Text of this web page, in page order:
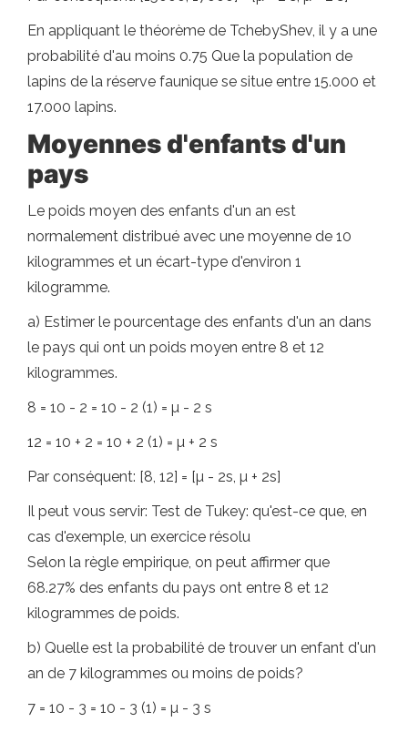
En appliquant le théorème de TchebyShev, il y a une
probabilité d'au moins 0.75 Que la population de
lapins de la réserve faunique se situe entre 15.000 et
17.000 lapins.
Moyennes d'enfants d'un
pays
Le poids moyen des enfants d'un an est
normalement distribué avec une moyenne de 10
kilogrammes et un écart-type d'environ 1
kilogramme.
a) Estimer le pourcentage des enfants d'un an dans
le pays qui ont un poids moyen entre 8 et 12
kilogrammes.
8 = 10 - 2 = 10 - 2 (1) = µ - 2 s
12 = 10 + 2 = 10 + 2 (1) = µ + 2 s
Par conséquent: [8, 12] = [µ - 2s, µ + 2s]
Il peut vous servir: Test de Tukey: qu'est-ce que, en
cas d'exemple, un exercice résolu
Selon la règle empirique, on peut affirmer que
68.27% des enfants du pays ont entre 8 et 12
kilogrammes de poids.
b) Quelle est la probabilité de trouver un enfant d'un
an de 7 kilogrammes ou moins de poids?
7 = 10 - 3 = 10 - 3 (1) = µ - 3 s